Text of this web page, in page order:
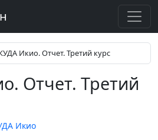
Икио. Отчет. Третий курс
Отчет. Третий
Икио